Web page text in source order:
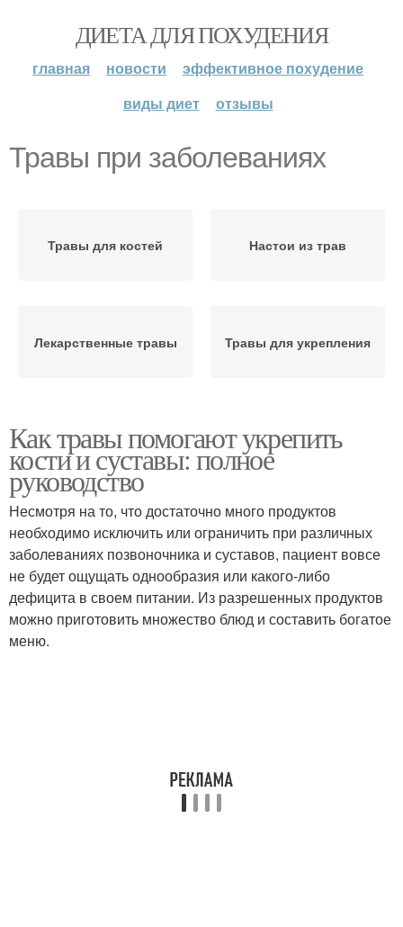
ДИЕТА ДЛЯ ПОХУДЕНИЯ
главная новости
эффективное похудение
виды диет
отзывы
Травы при заболеваниях
Травы для костей Настои из трав
Лекарственные травы Травы для укрепления
Как травы помогают укрепить
кости и суставы: полное
руководство
Несмотря на то, что достаточно много продуктов
необходимо исключить или ограничить при различных
заболеваниях позвоночника и суставов, пациент вовсе
не будет ощущать однообразия или какого-либо
дефицита в своем питании. Из разрешенных продуктов
можно приготовить множество блюд и составить богатое
меню.